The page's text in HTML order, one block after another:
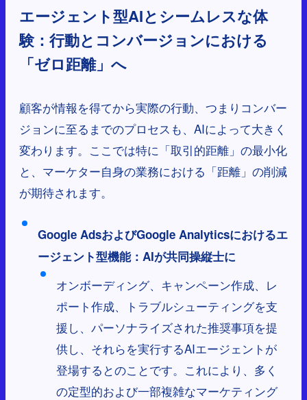
エージェント型AIとシームレスな体
験：行動とコンバージョンにおける
「ゼロ距離」へ
顧客が情報を得てから実際の行動、つまりコンバー
ジョンに至るまでのプロセスも、AIによって大きく
変わります。ここでは特に「取引的距離」の最小化
と、マーケター自身の業務における「距離」の削減
が期待されます。
Google AdsおよびGoogle Analyticsにおけるエ
ージェント型機能：AIが共同操縦士に
オンボーディング、キャンペーン作成、レ
ポート作成、トラブルシューティングを支
援し、パーソナライズされた推奨事項を提
供し、それらを実行するAIエージェントが
登場するとのことです。これにより、多く
の定型的および一部複雑なマーケティング